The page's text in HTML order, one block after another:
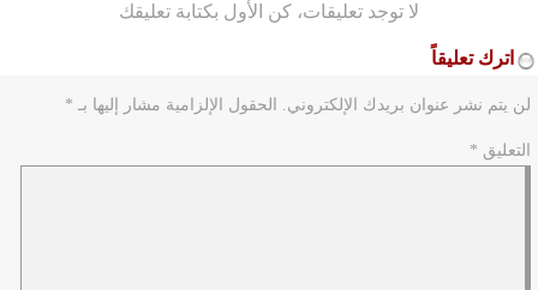
لا توجد تعليقات، كن الأول بكتابة تعليقك
اترك تعليقاً
لن يتم نشر عنوان بريدك الإلكتروني. الحقول الإلزامية مشار إليها بـ *
التعليق *